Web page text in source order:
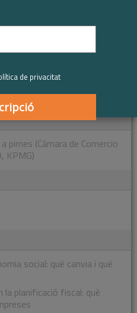
pimes (Cámara de Comercio
KPMG)
social: què canvia i què
planificació fiscal: què
de privacitat